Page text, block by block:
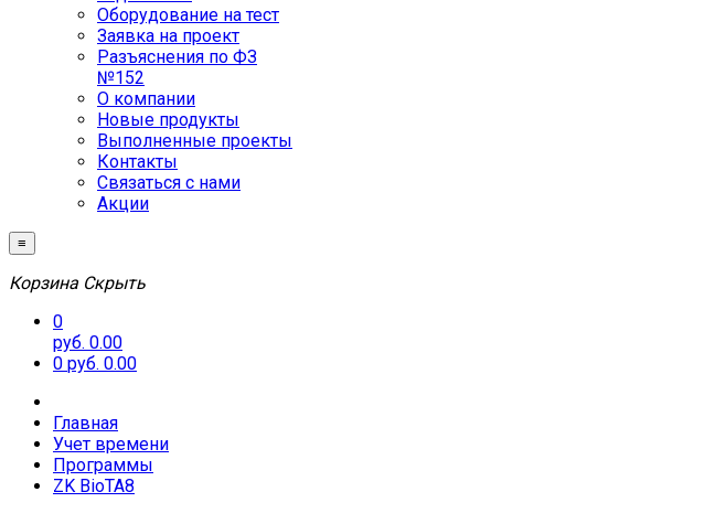
Оборудование на тест
Заявка на проект
Разъяснения по ФЗ
№152
О компании
Новые продукты
Выполненные проекты
Контакты
Связаться с нами
Акции
≡
Корзина Скрыть
0
руб. 0.00
0 руб. 0.00
Главная
Учет времени
Программы
ZK BioTA8